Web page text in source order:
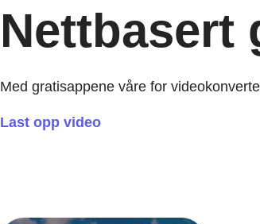
Nettbasert
Med gratisappene våre for
Last opp video